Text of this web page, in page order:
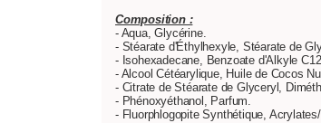
Composition :
- Aqua, Glycérine.
- Stéarate d'Éthylhexyle, Stéarate de
- Isohexadecane, Benzoate d'Alkyle
- Alcool Cétéarylique, Huile de Cocos
- Citrate de Stéarate de Glyceryl,
- Phénoxyéthanol, Parfum.
- Fluorphlogopite Synthétique,